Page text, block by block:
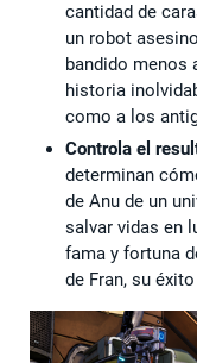
cantidad de
un robot
bandido menos
historia
como a los
Controla el
determinan
de Anu de un
salvar vidas en
fama y fortuna
de Fran, su